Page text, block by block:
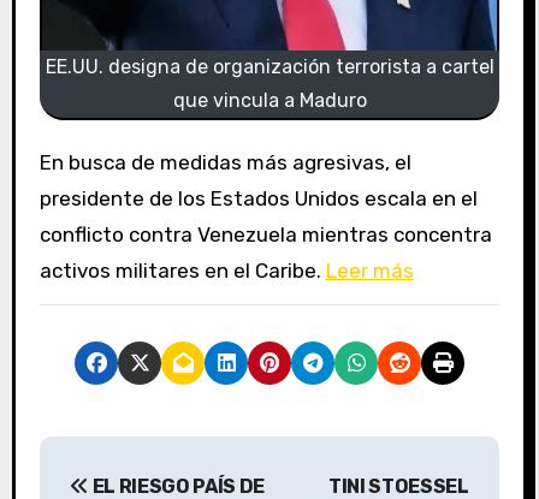
EE.UU. designa de organización terrorista a cartel
que vincula a Maduro
En busca de medidas más agresivas, el
presidente de los Estados Unidos escala en el
conflicto contra Venezuela mientras concentra
activos militares en el Caribe. Leer más
N
EL RIESGO PAÍS DE
TINI STOESSEL